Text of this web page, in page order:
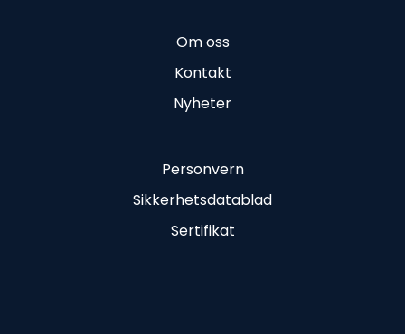
Om oss
Kontakt
Nyheter
Personvern
Sikkerhetsdatablad
Sertifikat